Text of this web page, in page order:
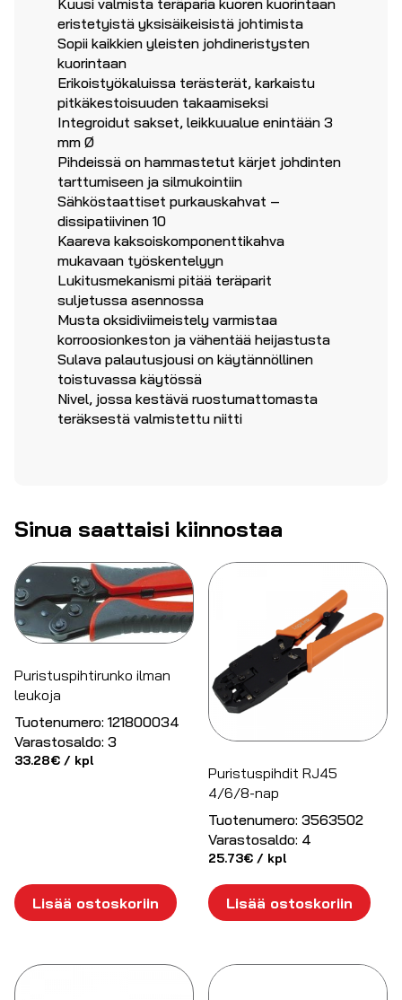
Kuusi valmista teräparia kuoren kuorintaan
eristetyistä yksisäikeisistä johtimista
Sopii kaikkien yleisten johdineristysten
kuorintaan
Erikoistyökaluissa terästerät, karkaistu
pitkäkestoisuuden takaamiseksi
Integroidut sakset, leikkuualue enintään 3
mm Ø
Pihdeissä on hammastetut kärjet johdinten
tarttumiseen ja silmukointiin
Sähköstaattiset purkauskahvat –
dissipatiivinen 10
Kaareva kaksoiskomponenttikahva
mukavaan työskentelyyn
Lukitusmekanismi pitää teräparit
suljetussa asennossa
Musta oksidiviimeistely varmistaa
korroosionkeston ja vähentää heijastusta
Sulava palautusjousi on käytännöllinen
toistuvassa käytössä
Nivel, jossa kestävä ruostumattomasta
teräksestä valmistettu niitti
Sinua saattaisi kiinnostaa
Puristuspihtirunko ilman
leukoja
Tuotenumero: 121800034
Varastosaldo: 3
33.28€ / kpl
Lisää ostoskoriin
Puristuspihdit RJ45
4/6/8-nap
Tuotenumero: 3563502
Varastosaldo: 4
25.73€ / kpl
Lisää ostoskoriin